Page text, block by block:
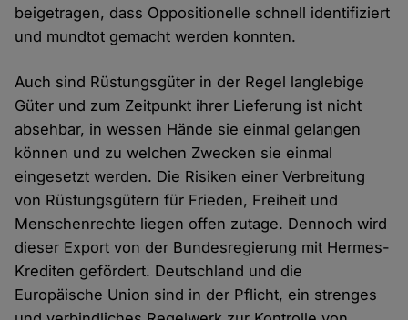
beigetragen, dass Oppositionelle schnell identifiziert
und mundtot gemacht werden konnten.
Auch sind Rüstungsgüter in der Regel langlebige
Güter und zum Zeitpunkt ihrer Lieferung ist nicht
absehbar, in wessen Hände sie einmal gelangen
können und zu welchen Zwecken sie einmal
eingesetzt werden. Die Risiken einer Verbreitung
von Rüstungsgütern für Frieden, Freiheit und
Menschenrechte liegen offen zutage. Dennoch wird
dieser Export von der Bundesregierung mit Hermes-
Krediten gefördert. Deutschland und die
Europäische Union sind in der Pflicht, ein strenges